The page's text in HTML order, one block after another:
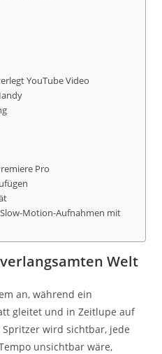
YouTube Video
Pro
Motion-Aufnahmen mit
Welt
an, während ein
gleitet und in Zeitlupe auf
wird sichtbar, jede
unsichtbar wäre,